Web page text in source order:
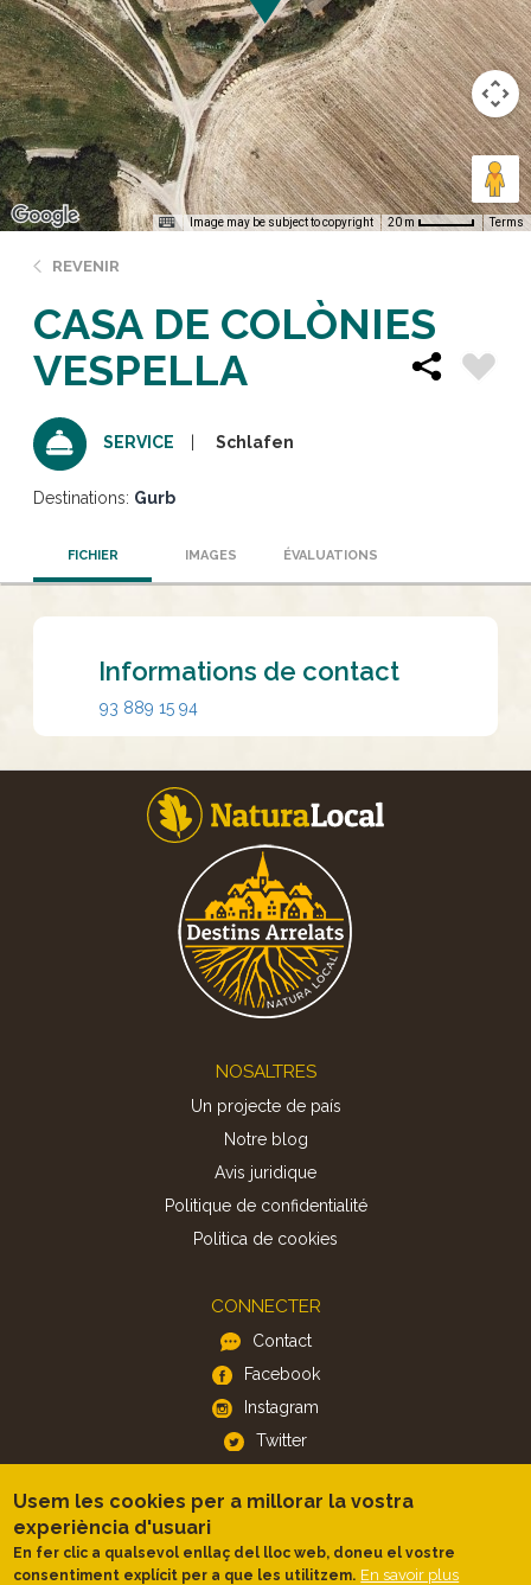
Image may be subject to copyright 20 m Terms
REVENIR
CASA DE COLÒNIES
VESPELLA
SERVICE Schlafen
Destinations: Gurb
FICHIER IMAGES ÉVALUATIONS
Informations de contact
93 889 15 94
NOSALTRES
Un projecte de país
Notre blog
Avis juridique
Politique de confidentialité
Politica de cookies
CONNECTER
Contact
Facebook
Instagram
Twitter
APP
iOS
Android
Usem les cookies per a millorar la vostra
experiència d'usuari
En fer clic a qualsevol enllaç del lloc web, doneu el vostre
consentiment explícit per a que les utilitzem. En savoir plus